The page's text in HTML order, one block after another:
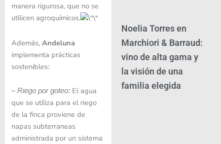
manera rigurosa, que no se
utilicen agroquímicos.
Además, Andeluna
implementa prácticas
sostenibles:
–Riego por goteo:El agua
que se utiliza para el riego
de la finca proviene de
napas subterraneas
administrada por un sistema
Noelia Torres en
Marchiori & Barraud:
vino de alta gama y
la visión de una
familia elegida